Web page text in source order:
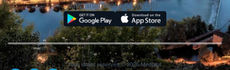
département du Lot (46).
Tous droits réservés © 2026 Medialot.